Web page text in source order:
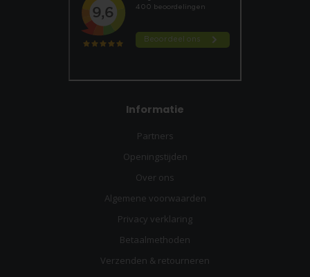
Informatie
Partners
Openingstijden
Over ons
Algemene voorwaarden
Privacy verklaring
Betaalmethoden
Verzenden & retourneren